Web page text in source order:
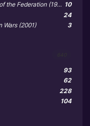
10
Federation (1999)
24
3
Wars (2001)
93
62
228
104